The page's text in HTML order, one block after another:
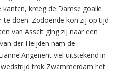
kreeg de Damse goalie
te doen. Zodoende kon zij op tijd
van Asselt ging zij naar een
der Heijden nam de
Angenent viel uitstekend in
trok Zwammerdam het